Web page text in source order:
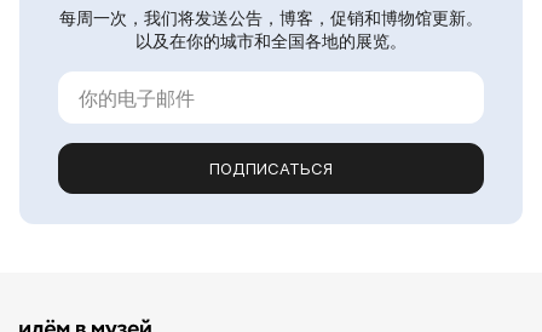
每周一次，我们将发送公告，博客，促销和博物馆更新。
以及在你的城市和全国各地的展览。
ПОДПИСАТЬСЯ